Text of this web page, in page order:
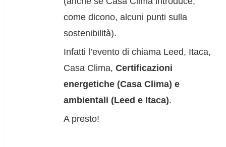
come dicono, alcuni punti sulla
sostenibilità).
Infatti l’evento di chiama Leed, Itaca,
Casa Clima,Certificazioni
energetiche (Casa Clima) e
ambientali (Leed e Itaca).
A presto!